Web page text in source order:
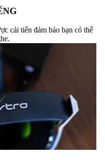
cải tiến đảm bảo bạn có thể